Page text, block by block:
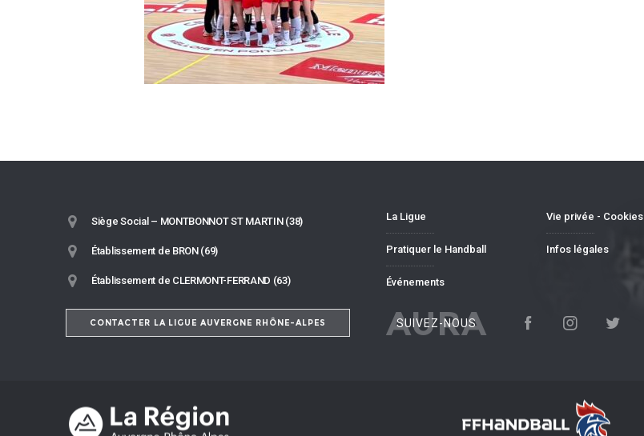
Siège Social – MONTBONNOT ST MARTIN (38)
Établissement de BRON (69)
Établissement de CLERMONT-FERRAND (63)
CONTACTER LA LIGUE AUVERGNE RHÔNE-ALPES
La Ligue
Pratiquer le Handball
Événements
Vie privée - Cookies
Infos légales
AURA
SUIVEZ-NOUS